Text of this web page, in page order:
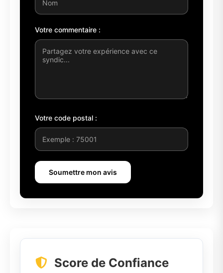
Votre commentaire :
Votre code postal :
Soumettre mon avis
Score de Confiance